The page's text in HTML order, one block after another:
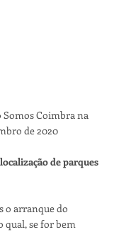
Somos Coimbra na
de 2020
de parques
o arranque do
qual, se for bem